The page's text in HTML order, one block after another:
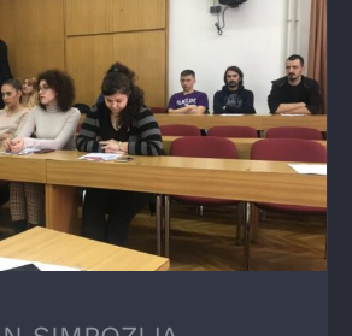
SIMPOZIJA “KULTURA
NJENO PREVLADAVANJE V”